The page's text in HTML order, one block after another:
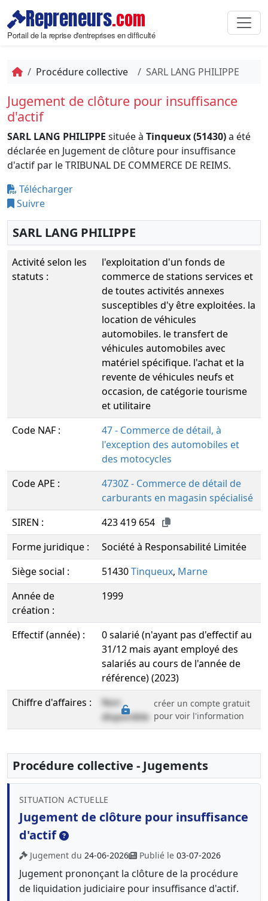
Repreneurs.com
Portail de la reprise d'entreprises en difficulté
Procédure collective SARL LANG PHILIPPE
Jugement de clôture pour insuffisance
d'actif
SARL LANG PHILIPPE située à Tinqueux (51430)a été
déclarée en Jugement de clôture pour insuffisance
d'actif par le TRIBUNAL DE COMMERCE DE REIMS.
Télécharger
Suivre
SARL LANG PHILIPPE
Activité selon les
statuts :
l'exploitation d'un fonds de
commerce de stations services et
de toutes activités annexes
susceptibles d'y être exploitées. la
location de véhicules
automobiles. le transfert de
véhicules automobiles avec
matériel spécifique. l'achat et la
revente de véhicules neufs et
occasion, de catégorie tourisme
et utilitaire
Code NAF :
47 - Commerce de détail, à
l'exception des automobiles et
des motocycles
Code APE :
4730Z - Commerce de détail de
carburants en magasin spécialisé
SIREN :
423 419 654
Forme juridique :
Société à Responsabilité Limitée
Siège social :
51430Tinqueux, Marne
Année de
création :
1999
Effectif (année) :
0 salarié (n'ayant pas d'effectif au
31/12 mais ayant employé des
salariés au cours de l'année de
référence) (2023)
Chiffre d'affaires :
Non
disponible
créer un compte gratuit
pour voir l'information
Procédure collective - Jugements
SITUATION ACTUELLE
Jugement de clôture pour insuffisance
d'actif
Jugement du 24-06-2026 Publié le 03-07-2026
Jugement prononçant la clôture de la procédure
de liquidation judiciaire pour insuffisance d'actif.